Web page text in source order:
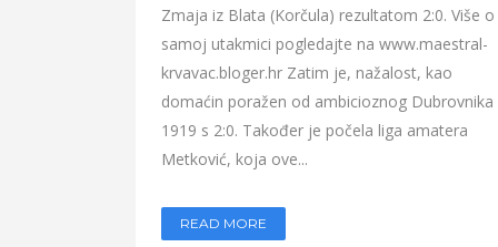
Zmaja iz Blata (Korčula) rezultatom 2:0. Više o
samoj utakmici pogledajte na www.maestral-
krvavac.bloger.hr Zatim je, nažalost, kao
domaćin poražen od ambicioznog Dubrovnika
1919 s 2:0. Također je počela liga amatera
Metković, koja ove...
READ MORE